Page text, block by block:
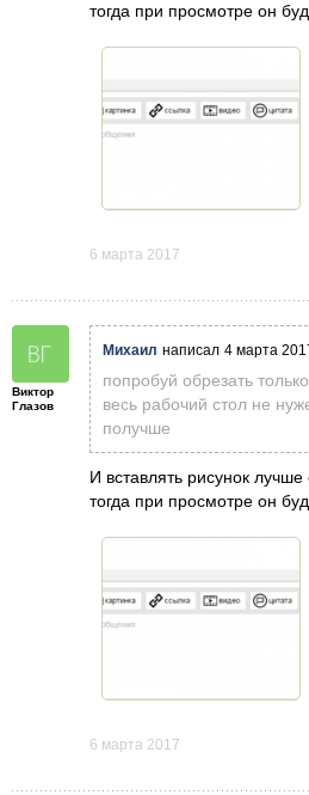
тогда при просмотре он
6 марта 2017
Виктор
Глазов
Михаил написал 4 марта
попробуй обрезать
весь рабочий стол не
получше
И вставлять рисунок
тогда при просмотре он
6 марта 2017